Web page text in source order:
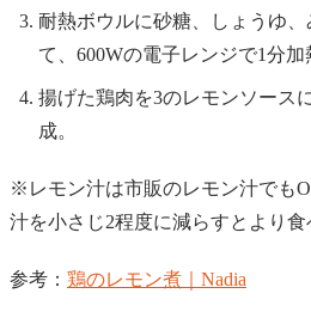
耐熱ボウルに砂糖、しょうゆ
て、600Wの電子レンジで1分加
揚げた鶏肉を3のレモンソース
成。
※レモン汁は市販のレモン汁でも
汁を小さじ2程度に減らすとより食
参考： 鶏のレモン煮｜Nadia